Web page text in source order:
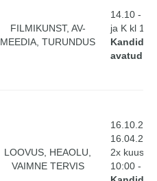
FILMIKUNST, AV-
MEEDIA, TURUNDUS
14.10 -
ja K kl 16
avatud!
LOOVUS, HEAOLU,
VAIMNE TERVIS
2x kuus R
10:00 -